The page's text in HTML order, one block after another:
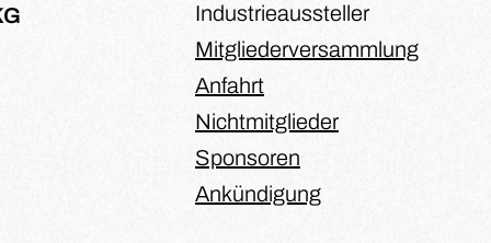
Industrieaussteller
Mitgliederversammlung
Anfahrt
Nichtmitglieder
Sponsoren
Ankündigung